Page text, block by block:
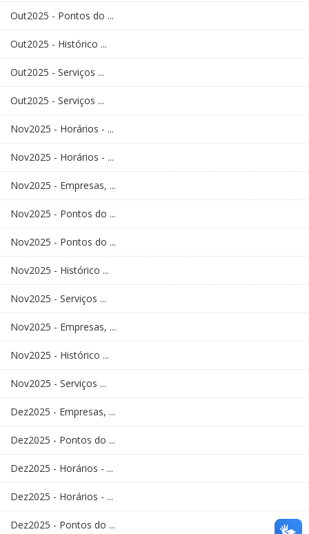
Out2025 - Pontos do ...
Out2025 - Histórico ...
Out2025 - Serviços ...
Out2025 - Serviços ...
Nov2025 - Horários - ...
Nov2025 - Horários - ...
Nov2025 - Empresas, ...
Nov2025 - Pontos do ...
Nov2025 - Pontos do ...
Nov2025 - Histórico ...
Nov2025 - Serviços ...
Nov2025 - Empresas, ...
Nov2025 - Histórico ...
Nov2025 - Serviços ...
Dez2025 - Empresas, ...
Dez2025 - Pontos do ...
Dez2025 - Horários - ...
Dez2025 - Horários - ...
Dez2025 - Pontos do ...